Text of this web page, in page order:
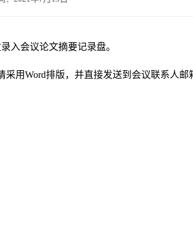
入会议论文摘要记录盘。
用Word排版，并直接发送到会议联系人邮